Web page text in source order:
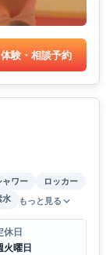
体験・相談予約
ャワー
ロッカー
水 もっと見る
休日
火曜日